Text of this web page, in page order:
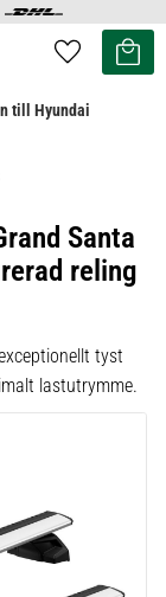
Favoriter
Kundvagn
till Hyundai
Santa
reling
tyst
lastutrymme.